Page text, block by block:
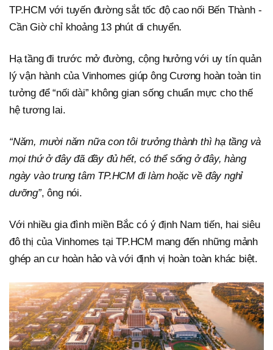
TP.HCM với tuyến đường sắt tốc độ cao nối Bến Thành -
Cần Giờ chỉ khoảng 13 phút di chuyển.
Hạ tầng đi trước mở đường, cộng hưởng với uy tín quản
lý vận hành của Vinhomes giúp ông Cương hoàn toàn tin
tưởng để “nối dài” không gian sống chuẩn mực cho thế
hệ tương lai.
“Năm, mười năm nữa con tôi trưởng thành thì hạ tầng và
mọi thứ ở đây đã đầy đủ hết, có thể sống ở đây, hàng
ngày vào trung tâm TP.HCM đi làm hoặc về đây nghỉ
dưỡng”, ông nói.
Với nhiều gia đình miền Bắc có ý định Nam tiến, hai siêu
đô thị của Vinhomes tại TP.HCM mang đến những mảnh
ghép an cư hoàn hảo và với định vị hoàn toàn khác biệt.